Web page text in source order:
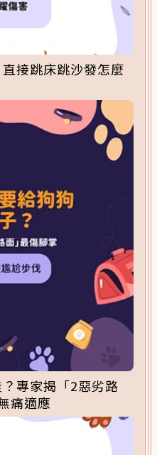
接跳床跳沙發怎麼
專家揭「2惡劣路
痛適應